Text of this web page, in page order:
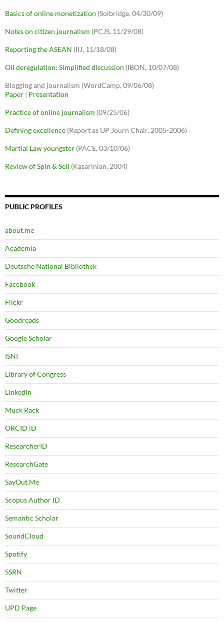
Basics of online monetization (Solbridge, 04/30/09)
Notes on citizen journalism (PCJS, 11/29/08)
Reporting the ASEAN (IIJ, 11/18/08)
Oil deregulation: Simplified discussion (IBON, 10/07/08)
Blogging and journalism (WordCamp, 09/06/08)
Paper | Presentation
Practice of online journalism (09/25/06)
Defining excellence (Report as UP Journ Chair, 2005-2006)
Martial Law youngster (PACE, 03/10/06)
Review of Spin & Sell (Kasarinlan, 2004)
PUBLIC PROFILES
about.me
Academia
Deutsche National Bibliothek
Facebook
Flickr
Goodreads
Google Scholar
ISNI
Library of Congress
LinkedIn
Muck Rack
ORCID iD
ResearcherID
ResearchGate
SayOut.Me
Scopus Author ID
Semantic Scholar
SoundCloud
Spotify
SSRN
Twitter
UPD Page